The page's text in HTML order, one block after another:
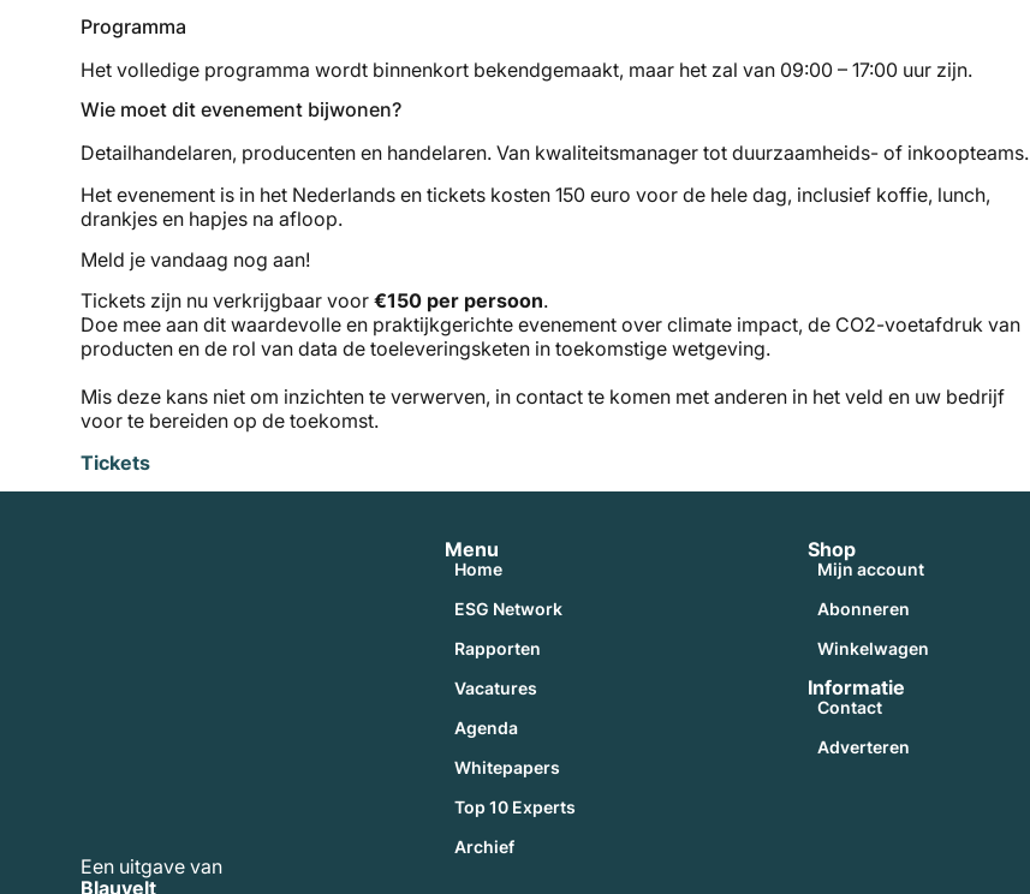
Programma
Het volledige programma wordt binnenkort bekendgemaakt, maar het zal van 09:00 – 17:00 uur zijn.
Wie moet dit evenement bijwonen?
Detailhandelaren, producenten en handelaren. Van kwaliteitsmanager tot duurzaamheids- of inkoopteams.
Het evenement is in het Nederlands en tickets kosten 150 euro voor de hele dag, inclusief koffie, lunch,
drankjes en hapjes na afloop.
Meld je vandaag nog aan!
Tickets zijn nu verkrijgbaar voor€150 per persoon.
Doe mee aan dit waardevolle en praktijkgerichte evenement over climate impact, de CO2-voetafdruk van
producten en de rol van data de toeleveringsketen in toekomstige wetgeving.
Mis deze kans niet om inzichten te verwerven, in contact te komen met anderen in het veld en uw bedrijf
voor te bereiden op de toekomst.
Tickets
Een uitgave van
Blauvelt
Menu
Home
ESG Network
Rapporten
Vacatures
Agenda
Whitepapers
Top 10 Experts
Archief
Shop
Mijn account
Abonneren
Winkelwagen
Informatie
Contact
Adverteren